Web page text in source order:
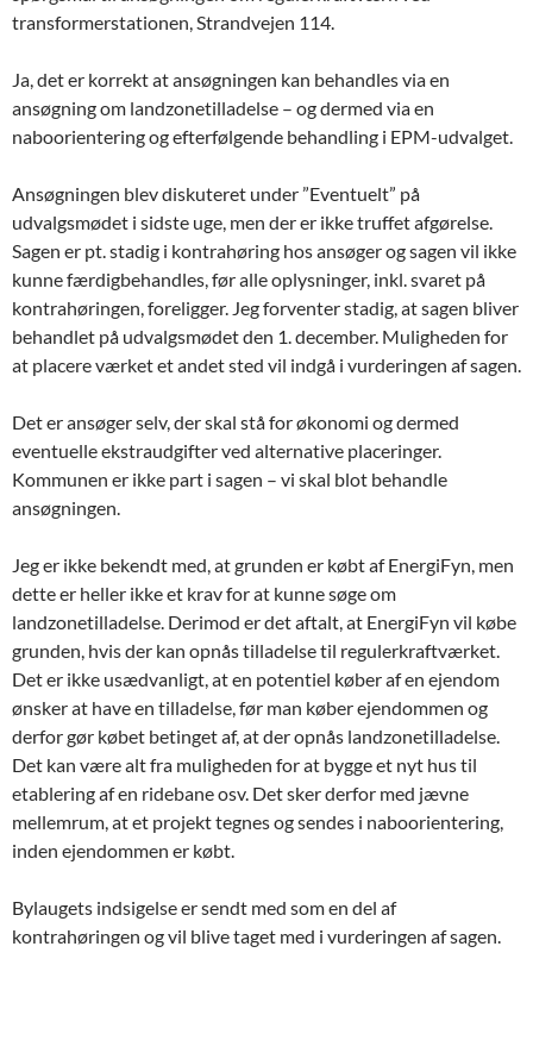
transformerstationen, Strandvejen 114.
Ja, det er korrekt at ansøgningen kan behandles via en
ansøgning om landzonetilladelse – og dermed via en
naboorientering og efterfølgende behandling i EPM-udvalget.
Ansøgningen blev diskuteret under ”Eventuelt” på
udvalgsmødet i sidste uge, men der er ikke truffet afgørelse.
Sagen er pt. stadig i kontrahøring hos ansøger og sagen vil ikke
kunne færdigbehandles, før alle oplysninger, inkl. svaret på
kontrahøringen, foreligger. Jeg forventer stadig, at sagen bliver
behandlet på udvalgsmødet den 1. december. Muligheden for
at placere værket et andet sted vil indgå i vurderingen af sagen.
Det er ansøger selv, der skal stå for økonomi og dermed
eventuelle ekstraudgifter ved alternative placeringer.
Kommunen er ikke part i sagen – vi skal blot behandle
ansøgningen.
Jeg er ikke bekendt med, at grunden er købt af EnergiFyn, men
dette er heller ikke et krav for at kunne søge om
landzonetilladelse. Derimod er det aftalt, at EnergiFyn vil købe
grunden, hvis der kan opnås tilladelse til regulerkraftværket.
Det er ikke usædvanligt, at en potentiel køber af en ejendom
ønsker at have en tilladelse, før man køber ejendommen og
derfor gør købet betinget af, at der opnås landzonetilladelse.
Det kan være alt fra muligheden for at bygge et nyt hus til
etablering af en ridebane osv. Det sker derfor med jævne
mellemrum, at et projekt tegnes og sendes i naboorientering,
inden ejendommen er købt.
Bylaugets indsigelse er sendt med som en del af
kontrahøringen og vil blive taget med i vurderingen af sagen.